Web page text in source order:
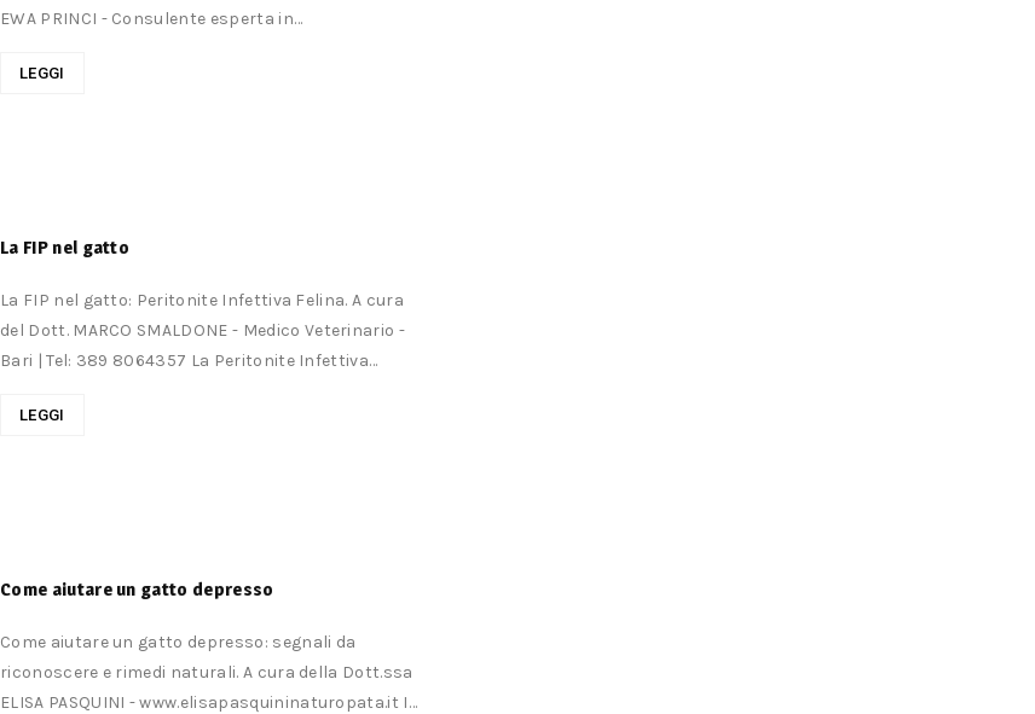
EWA PRINCI - Consulente esperta in
LEGGI
La FIP nel gatto
La FIP nel gatto: Peritonite Infettiva Felina. A cura
del Dott. MARCO SMALDONE - Medico Veterinario -
Bari | Tel: 389 8064357 La Peritonite Infettiva
LEGGI
Come aiutare un gatto depresso
Come aiutare un gatto depresso: segnali da
riconoscere e rimedi naturali. A cura della Dott.ssa
ELISA PASQUINI - www.elisapasquininaturopata.it I